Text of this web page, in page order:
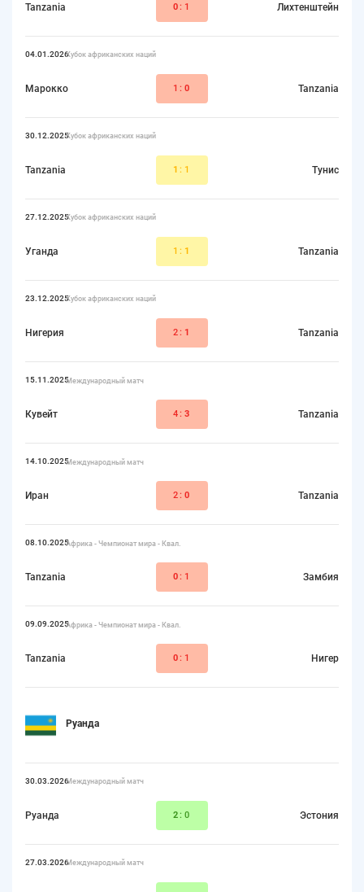
Tanzania 0:1 Лихтенштейн
04.01.2026Кубок африканских наций
Марокко 1: 0 Tanzania
30.12.2025Кубок африканских наций
Tanzania 1:1 Тунис
27.12.2025Кубок африканских наций
Уганда 1: 1 Tanzania
23.12.2025Кубок африканских наций
Нигерия 2: 1 Tanzania
15.11.2025Международный матч
Кувейт 4: 3 Tanzania
14.10.2025Международный матч
Иран 2: 0 Tanzania
08.10.2025Африка - Чемпионат мира - Квал.
Tanzania 0:1 Замбия
09.09.2025Африка - Чемпионат мира - Квал.
Tanzania 0:1 Нигер
Руанда
30.03.2026Международный матч
Руанда 2:0 Эстония
27.03.2026Международный матч